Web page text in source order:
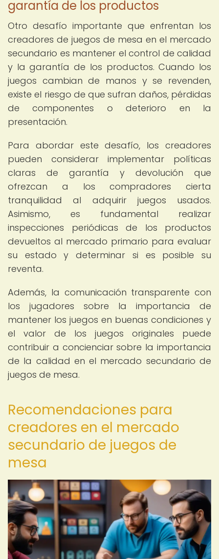
garantía de los productos
Otro desafío importante que enfrentan los
creadores de juegos de mesa en el mercado
secundario es mantener el control de calidad
y la garantía de los productos. Cuando los
juegos cambian de manos y se revenden,
existe el riesgo de que sufran daños, pérdidas
de componentes o deterioro en la
presentación.
Para abordar este desafío, los creadores
pueden considerar implementar políticas
claras de garantía y devolución que
ofrezcan a los compradores cierta
tranquilidad al adquirir juegos usados.
Asimismo, es fundamental realizar
inspecciones periódicas de los productos
devueltos al mercado primario para evaluar
su estado y determinar si es posible su
reventa.
Además, la comunicación transparente con
los jugadores sobre la importancia de
mantener los juegos en buenas condiciones y
el valor de los juegos originales puede
contribuir a concienciar sobre la importancia
de la calidad en el mercado secundario de
juegos de mesa.
Recomendaciones para
creadores en el mercado
secundario de juegos de
mesa